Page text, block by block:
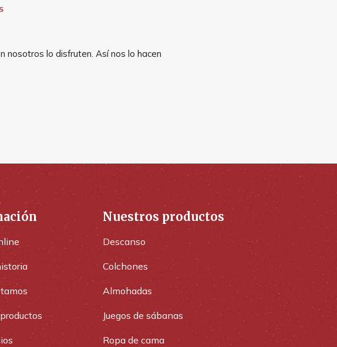
nosotros lo disfruten. Así nos lo hacen
Nuestros productos
Descanso
Colchones
Almohadas
Juegos de sábanas
Ropa de cama